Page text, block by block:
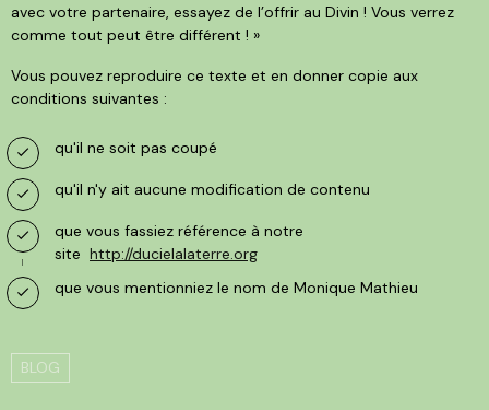
avec votre partenaire, essayez de l’offrir au Divin ! Vous verrez
comme tout peut être différent ! »
Vous pouvez reproduire ce texte et en donner copie aux
conditions suivantes :
qu'il ne soit pas coupé
qu'il n'y ait aucune modification de contenu
que vous fassiez référence à notre
site http://ducielalaterre.org
que vous mentionniez le nom de Monique Mathieu
BLOG